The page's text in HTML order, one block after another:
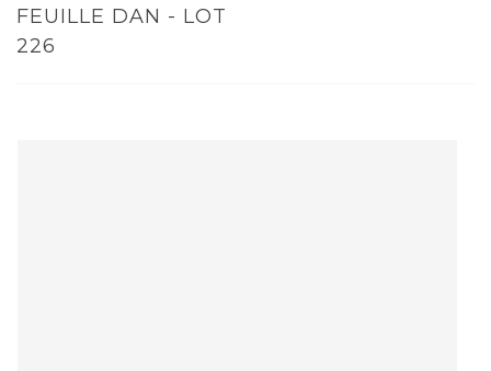
FEUILLE DAN - LOT
226